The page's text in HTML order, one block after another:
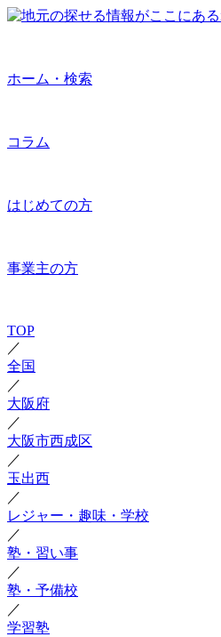
ホーム・検索
コラム
はじめての方
事業主の方
TOP
／
全国
／
大阪府
／
大阪市西成区
／
玉出西
／
レジャー・趣味・学校
／
塾・習い事
／
塾・予備校
／
学習塾